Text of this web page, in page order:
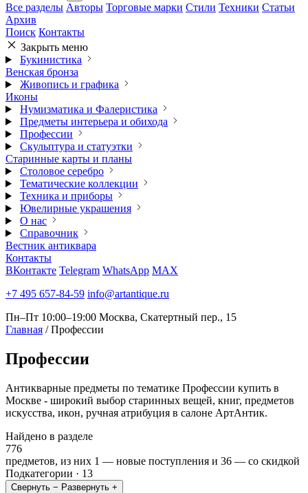
Все разделы Авторы Торговые марки Стили Техники Статьи
Архив
Поиск Контакты
Закрыть меню
Букинистика
Венская бронза
Живопись и графика
Иконы
Нумизматика и Фалеристика
Предметы интерьера и обихода
Профессии
Скульптура и статуэтки
Старинные карты и планы
Столовое серебро
Тематические коллекции
Техника и приборы
Ювелирные украшения
О нас
Справочник
Вестник антиквара
Контакты
ВКонтакте Telegram WhatsApp MAX
+7 495 657-84-59 info@artantique.ru
Пн–Пт 10:00–19:00 Москва, Скатертный пер., 15
Главная / Профессии
Профессии
Антикварные предметы по тематике Профессии купить в
Москве - широкий выбор старинных вещей, книг, предметов
искусства, икон, ручная атрибуция в салоне АртАнтик.
Найдено в разделе
776
предметов, из них 1 — новые поступления и 36 — со скидкой
Подкатегории · 13
Свернуть − Развернуть +